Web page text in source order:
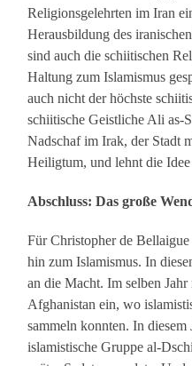
Religionsgelehrten im Iran
Herausbildung des
sind auch die schiitischen
Haltung zum Islamismus
auch nicht der höchste
schiitische Geistliche Ali as-
Nadschaf im Irak, der Stadt
Heiligtum, und lehnt die Idee
Abschluss: Das große
Für Christopher de
hin zum Islamismus. In
an die Macht. Im selben
Afghanistan ein, wo
sammeln konnten. In diesem
islamistische Gruppe al-